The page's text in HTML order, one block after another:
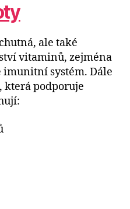
ale také
vitaminů, zejména
systém. Dále
která podporuje